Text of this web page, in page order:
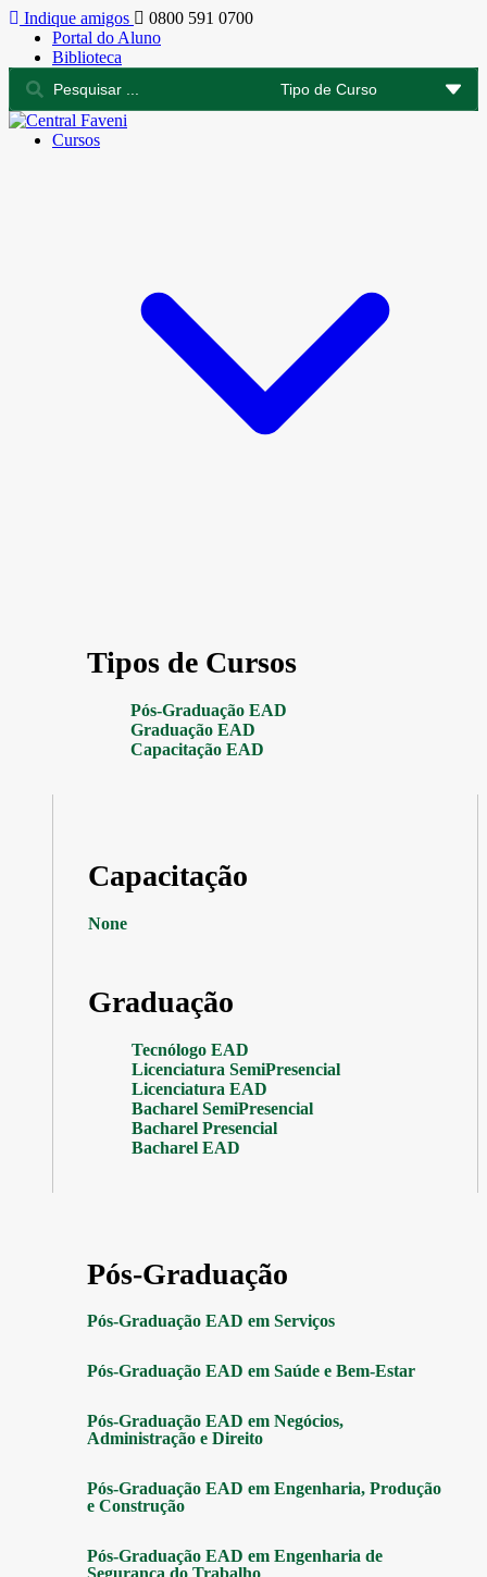
Indique amigos
0800 591 0700
Portal do Aluno
Biblioteca
Cursos
Tipos de Cursos
Pós-Graduação EAD
Graduação EAD
Capacitação EAD
Capacitação
None
Graduação
Tecnólogo EAD
Licenciatura SemiPresencial
Licenciatura EAD
Bacharel SemiPresencial
Bacharel Presencial
Bacharel EAD
Pós-Graduação
Pós-Graduação EAD em Serviços
Pós-Graduação EAD em Saúde e Bem-Estar
Pós-Graduação EAD em Negócios,
Administração e Direito
Pós-Graduação EAD em Engenharia, Produção
e Construção
Pós-Graduação EAD em Engenharia de
Segurança do Trabalho